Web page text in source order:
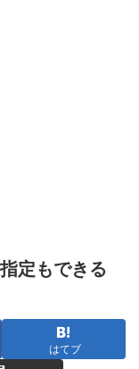
定もできる
はてブ